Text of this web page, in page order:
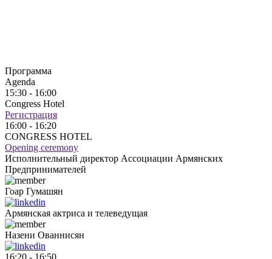
Программа
Agenda
15:30 - 16:00
Congress Hotel
Регистрация
16:00 - 16:20
CONGRESS HOTEL
Opening ceremony
Исполнительный директор Ассоциации Армянских
Предпринимателей
Гоар Гумашян
Армянская актриса и телеведущая
Назени Ованнисян
16:20 - 16:50